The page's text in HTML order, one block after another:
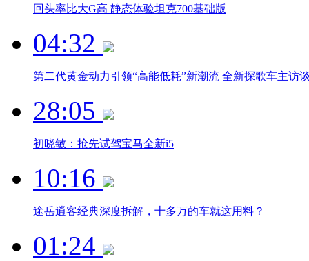
回头率比大G高 静态体验坦克700基础版
04:32
第二代黄金动力引领“高能低耗”新潮流 全新探歌车主访
28:05
初晓敏：抢先试驾宝马全新i5
10:16
途岳逍客经典深度拆解，十多万的车就这用料？
01:24